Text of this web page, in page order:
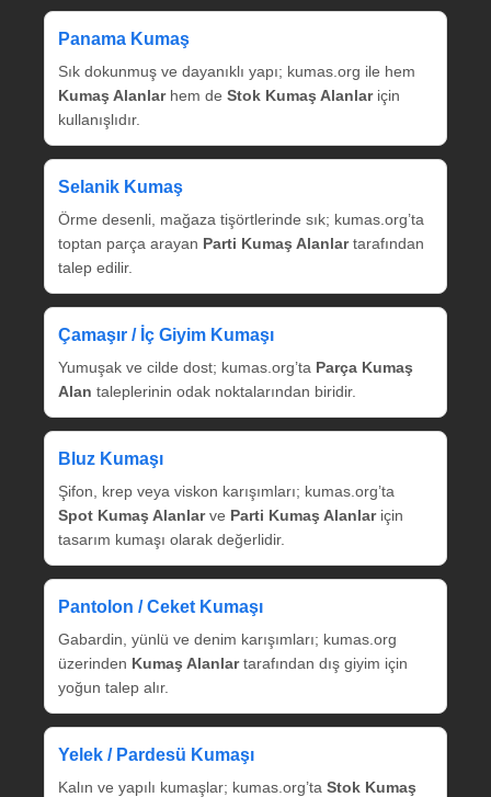
Panama Kumaş
Sık dokunmuş ve dayanıklı yapı; kumas.org ile hem
Kumaş Alanlarhem de Stok Kumaş Alanlariçin
kullanışlıdır.
Selanik Kumaş
Örme desenli, mağaza tişörtlerinde sık; kumas.org’ta
toptan parça arayan Parti Kumaş Alanlartarafından
talep edilir.
Çamaşır / İç Giyim Kumaşı
Yumuşak ve cilde dost; kumas.org’ta Parça Kumaş
Alan taleplerinin odak noktalarından biridir.
Bluz Kumaşı
Şifon, krep veya viskon karışımları; kumas.org’ta
Spot Kumaş Alanlarve Parti Kumaş Alanlariçin
tasarım kumaşı olarak değerlidir.
Pantolon / Ceket Kumaşı
Gabardin, yünlü ve denim karışımları; kumas.org
üzerinden Kumaş Alanlartarafından dış giyim için
yoğun talep alır.
Yelek / Pardesü Kumaşı
Kalın ve yapılı kumaşlar; kumas.org’ta Stok Kumaş